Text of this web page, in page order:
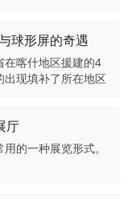
球形屏的奇遇
在喀什地区援建的4
出现填补了所在地区
厅
的一种展览形式。